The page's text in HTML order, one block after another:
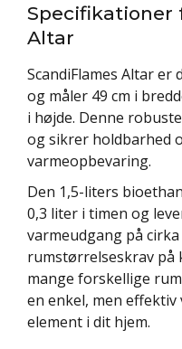
Specifikationer
Altar
ScandiFlames Altar
og måler 49 cm i
i højde. Denne
og sikrer holdbarhed
varmeopbevaring.
Den 1,5-liters
0,3 liter i timen og
varmeudgang på
rumstørrelseskrav på
mange forskellige
en enkel, men
element i dit hjem.